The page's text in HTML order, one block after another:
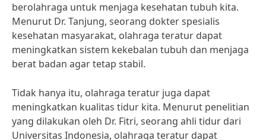
berolahraga untuk menjaga kesehatan tubuh kita.
Menurut Dr. Tanjung, seorang dokter spesialis
kesehatan masyarakat, olahraga teratur dapat
meningkatkan sistem kekebalan tubuh dan menjaga
berat badan agar tetap stabil.
Tidak hanya itu, olahraga teratur juga dapat
meningkatkan kualitas tidur kita. Menurut penelitian
yang dilakukan oleh Dr. Fitri, seorang ahli tidur dari
Universitas Indonesia, olahraga teratur dapat